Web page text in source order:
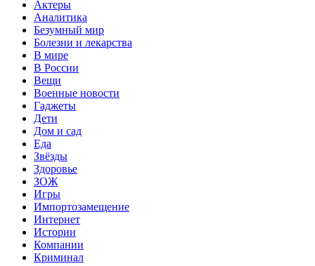
Актеры
Аналитика
Безумный мир
Болезни и лекарства
В мире
В России
Вещи
Военные новости
Гаджеты
Дети
Дом и сад
Еда
Звёзды
Здоровье
ЗОЖ
Игры
Импортозамещение
Интернет
Истории
Компании
Криминал